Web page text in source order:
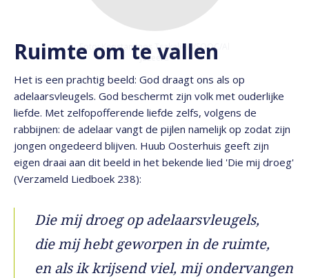
Foto: Konstantinos Tsakalidis/SOOC/Al
Jazeera
Ruimte om te vallen
Het is een prachtig beeld: God draagt ons als op
adelaarsvleugels. God beschermt zijn volk met ouderlijke
liefde. Met zelfopofferende liefde zelfs, volgens de
rabbijnen: de adelaar vangt de pijlen namelijk op zodat zijn
jongen ongedeerd blijven. Huub Oosterhuis geeft zijn
eigen draai aan dit beeld in het bekende lied 'Die mij droeg'
(Verzameld Liedboek 238):
Die mij droeg op adelaarsvleugels,
die mij hebt geworpen in de ruimte,
en als ik krijsend viel, mij ondervangen